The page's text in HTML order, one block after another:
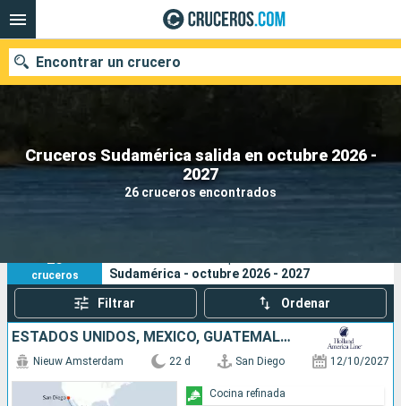
Cruceros Sudamérica salida en octubre 2026 -
2027
26 cruceros encontrados
Encontrar un crucero
Nuestros destinos
Fecha de salida
Buscar
26
cruceros
Sudamérica - octubre 2026 - 2027
Filtrar Ordenar
ESTADOS UNIDOS, MÉXICO, GUATEMALA, COSTA RICA, ECUADOR, PERÚ, CHILE
Nieuw Amsterdam 22 d San Diego 12/10/2027
Cocina refinada